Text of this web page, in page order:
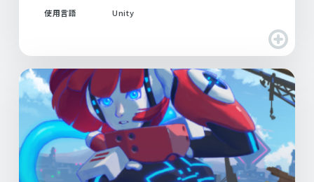
使用言語 Unity